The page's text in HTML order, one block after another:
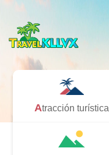
Atracción turística